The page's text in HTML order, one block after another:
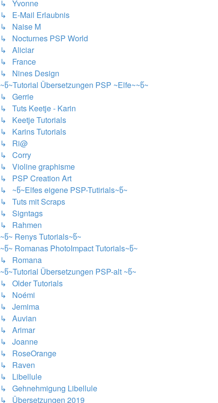
↳ Yvonne
↳ E-Mail Erlaubnis
↳ Naise M
↳ Nocturnes PSP World
↳ Aliciar
↳ France
↳ Nines Design
~წ~Tutorial Übersetzungen PSP ~Elfe~~წ~
↳ Gerrie
↳ Tuts Keetje - Karin
↳ Keetje Tutorials
↳ Karins Tutorials
↳ Ri@
↳ Corry
↳ Violine graphisme
↳ PSP Creation Art
↳ ~წ~Elfes eigene PSP-Tutirials~წ~
↳ Tuts mit Scraps
↳ Signtags
↳ Rahmen
~წ~ Renys Tutorials~წ~
~წ~ Romanas PhotoImpact Tutorials~წ~
↳ Romana
~წ~Tutorial Übersetzungen PSP-alt ~წ~
↳ Older Tutorials
↳ Noémi
↳ Jemima
↳ Auvian
↳ Arimar
↳ Joanne
↳ RoseOrange
↳ Raven
↳ Libellule
↳ Gehnehmigung Libellule
↳ Übersetzungen 2019